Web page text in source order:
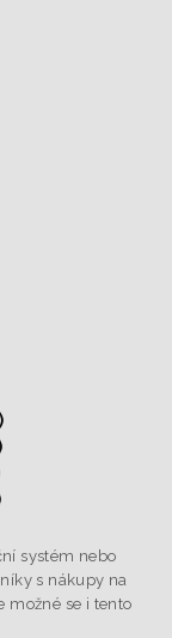
systém nebo
s nákupy na
možné se i tento